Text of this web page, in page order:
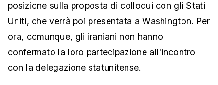
posizione sulla proposta di colloqui con gli Stati
Uniti, che verrà poi presentata a Washington. Per
ora, comunque, gli iraniani non hanno
confermato la loro partecipazione all'incontro
con la delegazione statunitense.